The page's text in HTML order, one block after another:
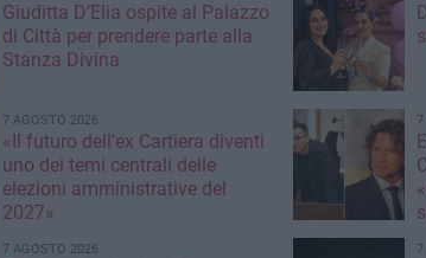
Giuditta D’Elia ospite al Palazzo
di Città per prendere parte alla
Stanza Divina
7 AGOSTO 2026
«Il futuro dell'ex Cartiera diventi
uno dei temi centrali delle
elezioni amministrative del
2027»
7 AGOSTO 2026